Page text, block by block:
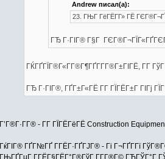
Andrew писал(а):
23. ГЊГ ГёГЁГ­Г» ГЁ
ГЂ Г·ГІГ® Г§Г
ГЌГҐГЇГ®Г«Г­Г®Г¶ГҐГ­Г­Г®Г±ГІГЁ, Г­Г
ГЂ Г·ГІГ®, ГҐГ±Г«ГЁ Г­Г ГЇГЁГ±Г ГІГј
Г’Г®Г·Г­Г® - Г­Г ГЇГЁГёГЁ Construction
ГќГІГ® ГҐГ№ГҐ Г­ГЁГ·ГҐГЈГ® - Гі Г¬ГҐГ­Гї
ГЊГҐГµГ Г­ГЁГ§ГЁГ°Г®ГўГ Г­Г­Г®Г© ГЋГЎГ°Г